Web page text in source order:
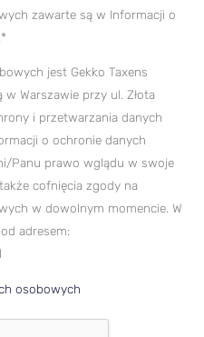
zawarte są w Informacji o
jest Gekko Taxens
Warszawie przy ul. Złota
i przetwarzania danych
o ochronie danych
Panu prawo wglądu w swoje
cofnięcia zgody na
w dowolnym momencie. W
adresem:
osobowych